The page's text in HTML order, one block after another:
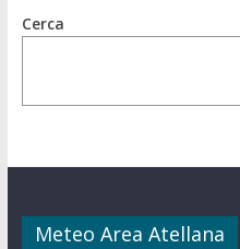
Cerca
Meteo Area Atellana